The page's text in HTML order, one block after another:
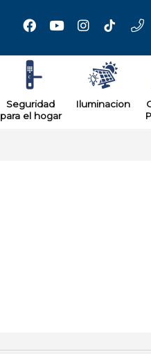
Seguridad
para el hogar
Iluminacion